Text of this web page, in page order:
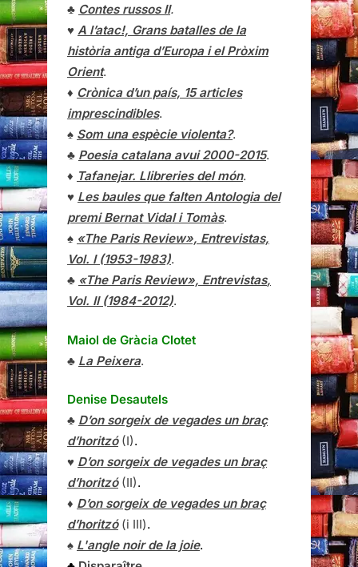
♣ Contes russos II.
♥ A l’atac!, Grans batalles de la
història antiga d’Europa i el Pròxim
Orient.
♦ Crònica d’un país, 15 articles
imprescindibles.
♠ Som una espècie violenta?.
♣ Poesia catalana avui 2000-2015.
♦ Tafanejar. Llibreries del món.
♥ Les baules que falten Antologia del
premi Bernat Vidal i Tomàs.
♠ «The Paris Review», Entrevistas,
Vol. I (1953-1983).
♣ «The Paris Review», Entrevistas,
Vol. II (1984-2012).
Maiol de Gràcia Clotet
♣ La Peixera.
Denise Desautels
♣ D’on sorgeix de vegades un braç
d’horitzó(I).
♥ D’on sorgeix de vegades un braç
d’horitzó(II).
♦ D’on sorgeix de vegades un braç
d’horitzó(i III).
♠ L'angle noir de la joie.